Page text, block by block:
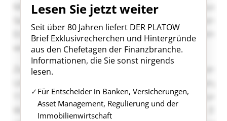
Lesen Sie jetzt weiter
Seit über 80 Jahren liefert DER PLATOW
Brief Exklusivrecherchen und Hintergründe
aus den Chefetagen der Finanzbranche.
Informationen, die Sie sonst nirgends
lesen.
Für Entscheider in Banken, Versicherungen,
Asset Management, Regulierung und der
Immobilienwirtschaft